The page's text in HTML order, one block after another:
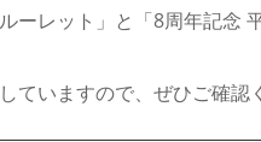
ーレット」と「8周年記念
ていますので、ぜひご確認